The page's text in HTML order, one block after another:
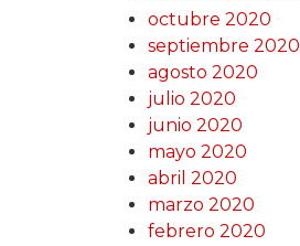
octubre 2020
septiembre 2020
agosto 2020
julio 2020
junio 2020
mayo 2020
abril 2020
marzo 2020
febrero 2020